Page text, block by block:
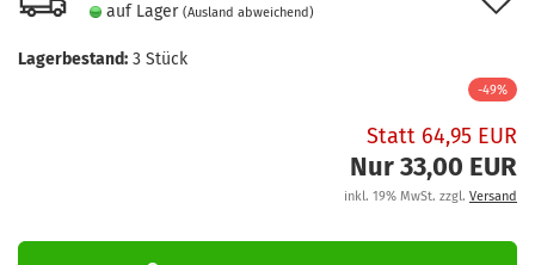
auf Lager (Ausland abweichend)
Lagerbestand: 3 Stück
-49%
Statt 64,95 EUR
Nur 33,00 EUR
inkl. 19% MwSt. zzgl. Versand